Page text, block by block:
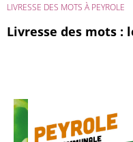
LIVRESSE DES MOTS À PEYROLE
Livresse des mots :